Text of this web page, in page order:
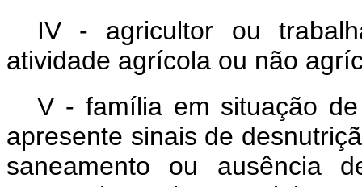
IV - agricultor ou
atividade agrícola ou não
V - família em situação
apresente sinais de
saneamento ou ausência